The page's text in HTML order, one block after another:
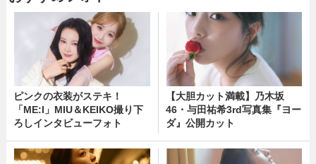
ピンクの衣装がステキ！
「ME:I」MIU＆KEIKO撮り下
ろしインタビューフォト
【大胆カット満載】乃木坂
46・与田祐希3rd写真集『ヨー
ダ』公開カット